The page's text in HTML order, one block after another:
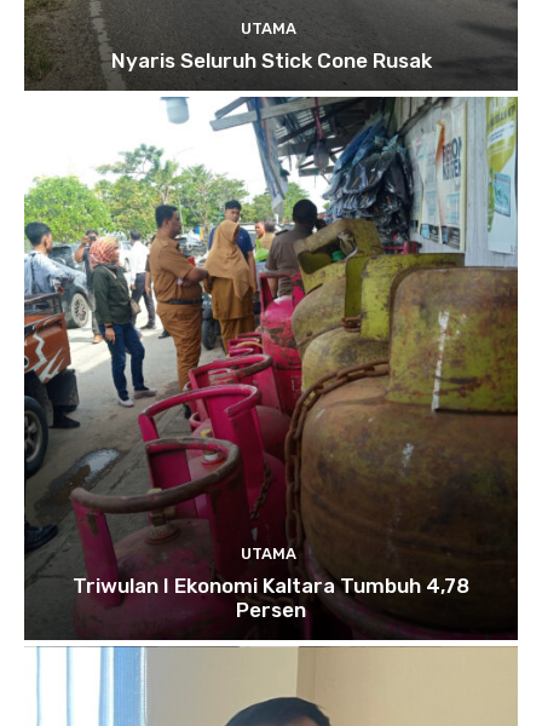
UTAMA
Nyaris Seluruh Stick Cone Rusak
UTAMA
Triwulan I Ekonomi Kaltara Tumbuh 4,78
Persen